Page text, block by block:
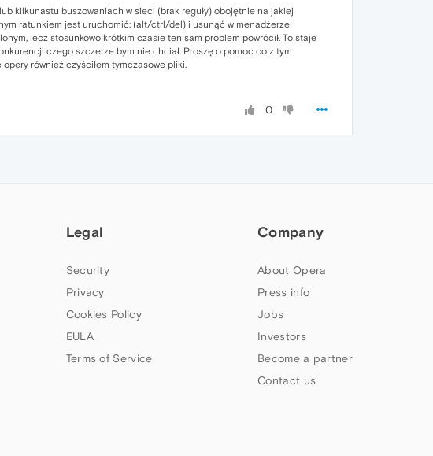
kilkunastu buszowaniach w sieci (brak reguły) obojętnie na jakiej
ratunkiem jest uruchomić: (alt/ctrl/del) i usunąć w menadżerze
lecz stosunkowo krótkim czasie ten sam problem powrócił. To staje
czego szczerze bym nie chciał. Proszę o pomoc co z tym
również czyściłem tymczasowe pliki.
0
Legal
Security
Privacy
Cookies Policy
EULA
Terms of Service
Company
About Opera
Press info
Jobs
Investors
Become a partner
Contact us